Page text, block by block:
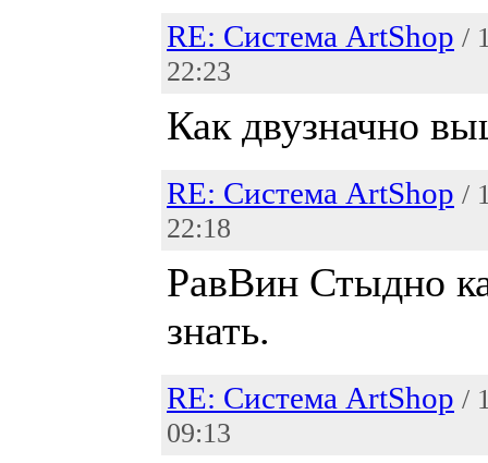
RE: Система ArtShop /
22:23
Как двузначно
RE: Система ArtShop /
22:18
РавВин Стыдно
знать.
RE: Система ArtShop /
09:13